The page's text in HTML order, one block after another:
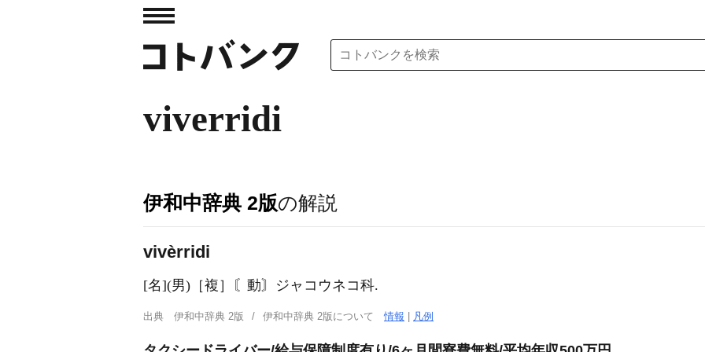
viverridi
伊和中辞典 2版の解説
vivèrridi
[名](男)［複］〘動〙ジャコウネコ科.
出典 伊和中辞典 2版 伊和中辞典 2版について情報 凡例